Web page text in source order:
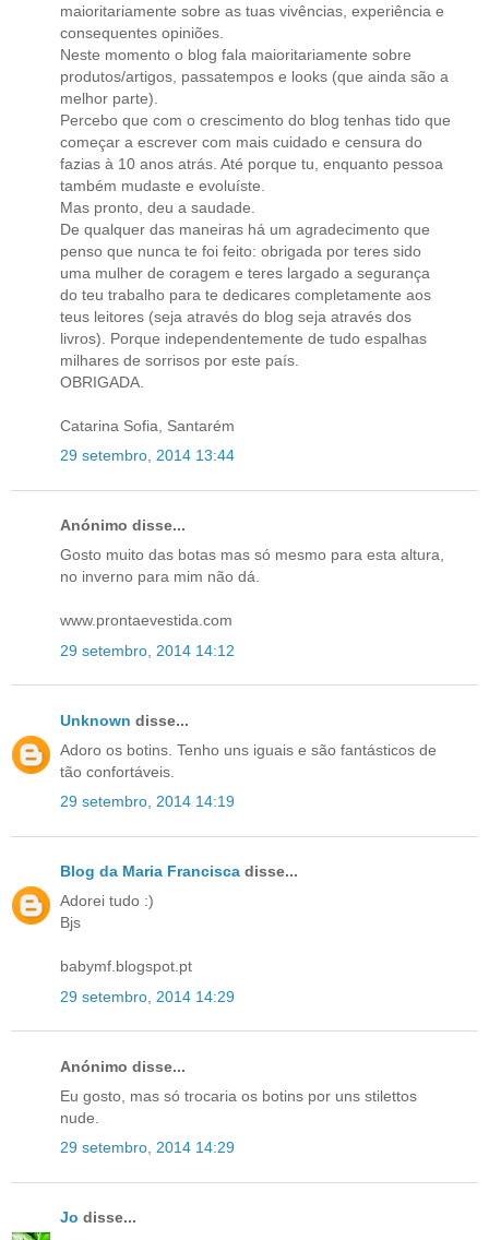
maioritariamente sobre as tuas vivências, experiência e
consequentes opiniões.
Neste momento o blog fala maioritariamente sobre
produtos/artigos, passatempos e looks (que ainda são a
melhor parte).
Percebo que com o crescimento do blog tenhas tido que
começar a escrever com mais cuidado e censura do
fazias à 10 anos atrás. Até porque tu, enquanto pessoa
também mudaste e evoluíste.
Mas pronto, deu a saudade.
De qualquer das maneiras há um agradecimento que
penso que nunca te foi feito: obrigada por teres sido
uma mulher de coragem e teres largado a segurança
do teu trabalho para te dedicares completamente aos
teus leitores (seja através do blog seja através dos
livros). Porque independentemente de tudo espalhas
milhares de sorrisos por este país.
OBRIGADA.
Catarina Sofia, Santarém
29 setembro, 2014 13:44
Anónimo disse...
Gosto muito das botas mas só mesmo para esta altura,
no inverno para mim não dá.
www.prontaevestida.com
29 setembro, 2014 14:12
Unknown disse...
Adoro os botins. Tenho uns iguais e são fantásticos de
tão confortáveis.
29 setembro, 2014 14:19
Blog da Maria Francisca disse...
Adorei tudo :)
Bjs
babymf.blogspot.pt
29 setembro, 2014 14:29
Anónimo disse...
Eu gosto, mas só trocaria os botins por uns stilettos
nude.
29 setembro, 2014 14:29
Jo disse...